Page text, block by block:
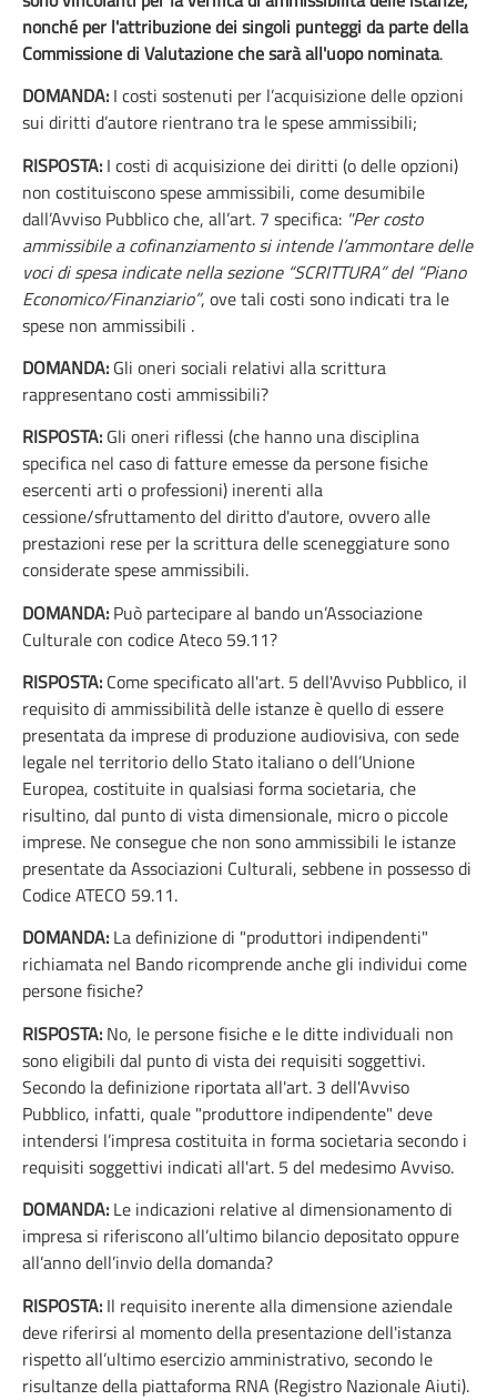
nonché per l'attribuzione dei singoli punteggi da parte della
Commissione di Valutazione che sarà all'uopo nominata.
DOMANDA: I costi sostenuti per l’acquisizione delle opzioni
sui diritti d’autore rientrano tra le spese ammissibili;
RISPOSTA: I costi di acquisizione dei diritti (o delle opzioni)
non costituiscono spese ammissibili, come desumibile
dall’Avviso Pubblico che, all’art. 7 specifica: "Per costo
ammissibile a cofinanziamento si intende l’ammontare delle
voci di spesa indicate nella sezione “SCRITTURA” del “Piano
Economico/Finanziario”, ove tali costi sono indicati tra le
spese non ammissibili .
DOMANDA: Gli oneri sociali relativi alla scrittura
rappresentano costi ammissibili?
RISPOSTA: Gli oneri riflessi (che hanno una disciplina
specifica nel caso di fatture emesse da persone fisiche
esercenti arti o professioni) inerenti alla
cessione/sfruttamento del diritto d'autore, ovvero alle
prestazioni rese per la scrittura delle sceneggiature sono
considerate spese ammissibili.
DOMANDA: Può partecipare al bando un’Associazione
Culturale con codice Ateco 59.11?
RISPOSTA: Come specificato all'art. 5 dell'Avviso Pubblico, il
requisito di ammissibilità delle istanze è quello di essere
presentata da imprese di produzione audiovisiva, con sede
legale nel territorio dello Stato italiano o dell’Unione
Europea, costituite in qualsiasi forma societaria, che
risultino, dal punto di vista dimensionale, micro o piccole
imprese. Ne consegue che non sono ammissibili le istanze
presentate da Associazioni Culturali, sebbene in possesso di
Codice ATECO 59.11.
DOMANDA: La definizione di "produttori indipendenti"
richiamata nel Bando ricomprende anche gli individui come
persone fisiche?
RISPOSTA: No, le persone fisiche e le ditte individuali non
sono eligibili dal punto di vista dei requisiti soggettivi.
Secondo la definizione riportata all'art. 3 dell'Avviso
Pubblico, infatti, quale "produttore indipendente" deve
intendersi l’impresa costituita in forma societaria secondo i
requisiti soggettivi indicati all'art. 5 del medesimo Avviso.
DOMANDA: Le indicazioni relative al dimensionamento di
impresa si riferiscono all’ultimo bilancio depositato oppure
all’anno dell’invio della domanda?
RISPOSTA: Il requisito inerente alla dimensione aziendale
deve riferirsi al momento della presentazione dell'istanza
rispetto all’ultimo esercizio amministrativo, secondo le
risultanze della piattaforma RNA (Registro Nazionale Aiuti).